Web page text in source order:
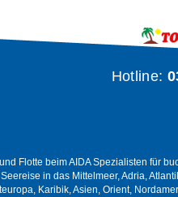
Hotline:
Flotte beim AIDA Spezialisten für
in das Mittelmeer, Adria,
Karibik, Asien, Orient,